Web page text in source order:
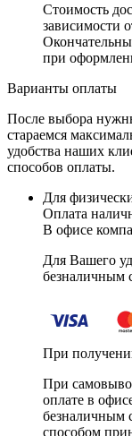
Стоимость
зависимости
при
Варианты оплаты
После выбора
стараемся
удобства наших
способов оплаты.
Для
Оплата
В офисе
Для Вашего
безналичным
При
При
оплате в
безналичным
способом